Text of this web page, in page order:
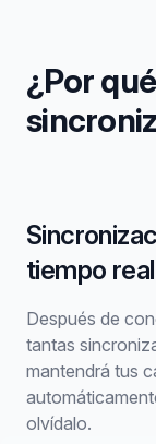
¿Por
tiempo real
Después de
tantas
mantendrá tus
olvídalo.